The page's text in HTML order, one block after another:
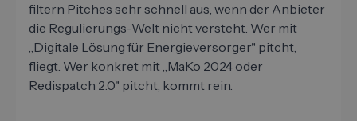
filtern Pitches sehr schnell aus, wenn der Anbieter
die Regulierungs-Welt nicht versteht. Wer mit
„Digitale Lösung für Energieversorger" pitcht,
fliegt. Wer konkret mit „MaKo 2024 oder
Redispatch 2.0" pitcht, kommt rein.